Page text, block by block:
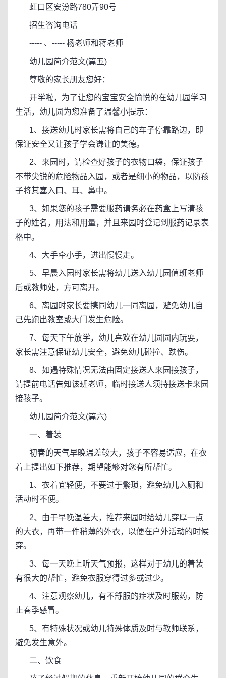
虹口区安汾路780弄90号
招生咨询电话
----- 、----- 杨老师和蒋老师
幼儿园简介范文(篇五)
尊敬的家长朋友您好：
开学啦，为了让您的宝宝安全愉悦的在幼儿园学习
生活，幼儿园为您准备了温馨小提示：
1、接送幼儿时家长需将自己的车子停靠路边，即
保证安全又让孩子学会谦让的美德。
2、来园时，请检查好孩子的衣物口袋，保证孩子
不带尖锐的危险物品入园，或者是细小的物品，以防孩
子将其塞入口、耳、鼻中。
3、如果您的孩子需要服药请务必在药盒上写清孩
子的姓名，用法和用量，并且来园时登记到服药记录表
格中。
4、大手牵小手，进出慢慢走。
5、早晨入园时家长需将幼儿送入幼儿园值班老师
后或教师处，方可离开。
6、离园时家长要携同幼儿一同离园，避免幼儿自
己先跑出教室或大门发生危险。
7、每天下午放学，幼儿喜欢在幼儿园园内玩耍，
家长需注意保证幼儿安全，避免幼儿碰撞、跌伤。
8、如遇特殊情况无法由固定接送人来园接孩子，
请提前电话告知该班老师，临时接送人须持接送卡来园
接孩子。
幼儿园简介范文(篇六)
一、着装
初春的天气早晚温差较大，孩子不容易适应，在衣
着上提出如下推荐，期望能够对您有所帮忙。
1、衣着宜轻便，不要过于繁琐，避免幼儿入厕和
活动时不便。
2、由于早晚温差大，推荐来园时给幼儿穿厚一点
的大衣，再带一件稍薄的外衣，以便在户外活动的时候
穿。
3、每一天晚上听天气预报，这样对于幼儿的着装
有很大的帮忙，避免衣服穿得过多或过少。
4、注意观察幼儿，有不舒服的症状及时服药，防
止春季感冒。
5、有特殊状况或幼儿特殊体质及时与教师联系，
避免发生意外。
二、饮食